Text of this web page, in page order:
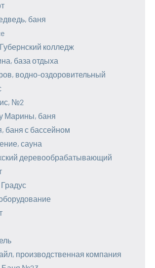
баня
колледж
база отдыха
водно-оздоровительный
№2
Марины, баня
баня с бассейном
сауна
деревообрабатывающий
производственная компания